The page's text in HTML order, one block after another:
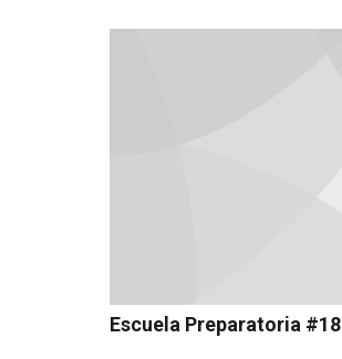
Escuela Preparatoria #18